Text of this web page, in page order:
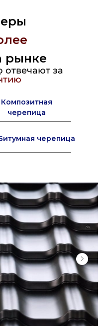
рынке
отвечают за
Композитная
черепица
черепица